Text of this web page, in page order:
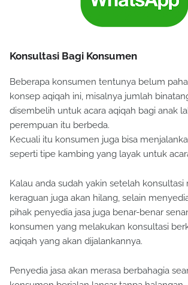
Konsultasi Bagi Konsumen
Beberapa konsumen tentunya belum
konsep aqiqah ini, misalnya jumlah
disembelih untuk acara aqiqah bagi anak
perempuan itu berbeda.
Kecuali itu konsumen juga bisa
seperti tipe kambing yang layak untuk
Kalau anda sudah yakin setelah konsultasi
keraguan juga akan hilang, selain
pihak penyedia jasa juga benar-benar
konsumen yang melakukan konsultasi
aqiqah yang akan dijalankannya.
Penyedia jasa akan merasa berbahagia